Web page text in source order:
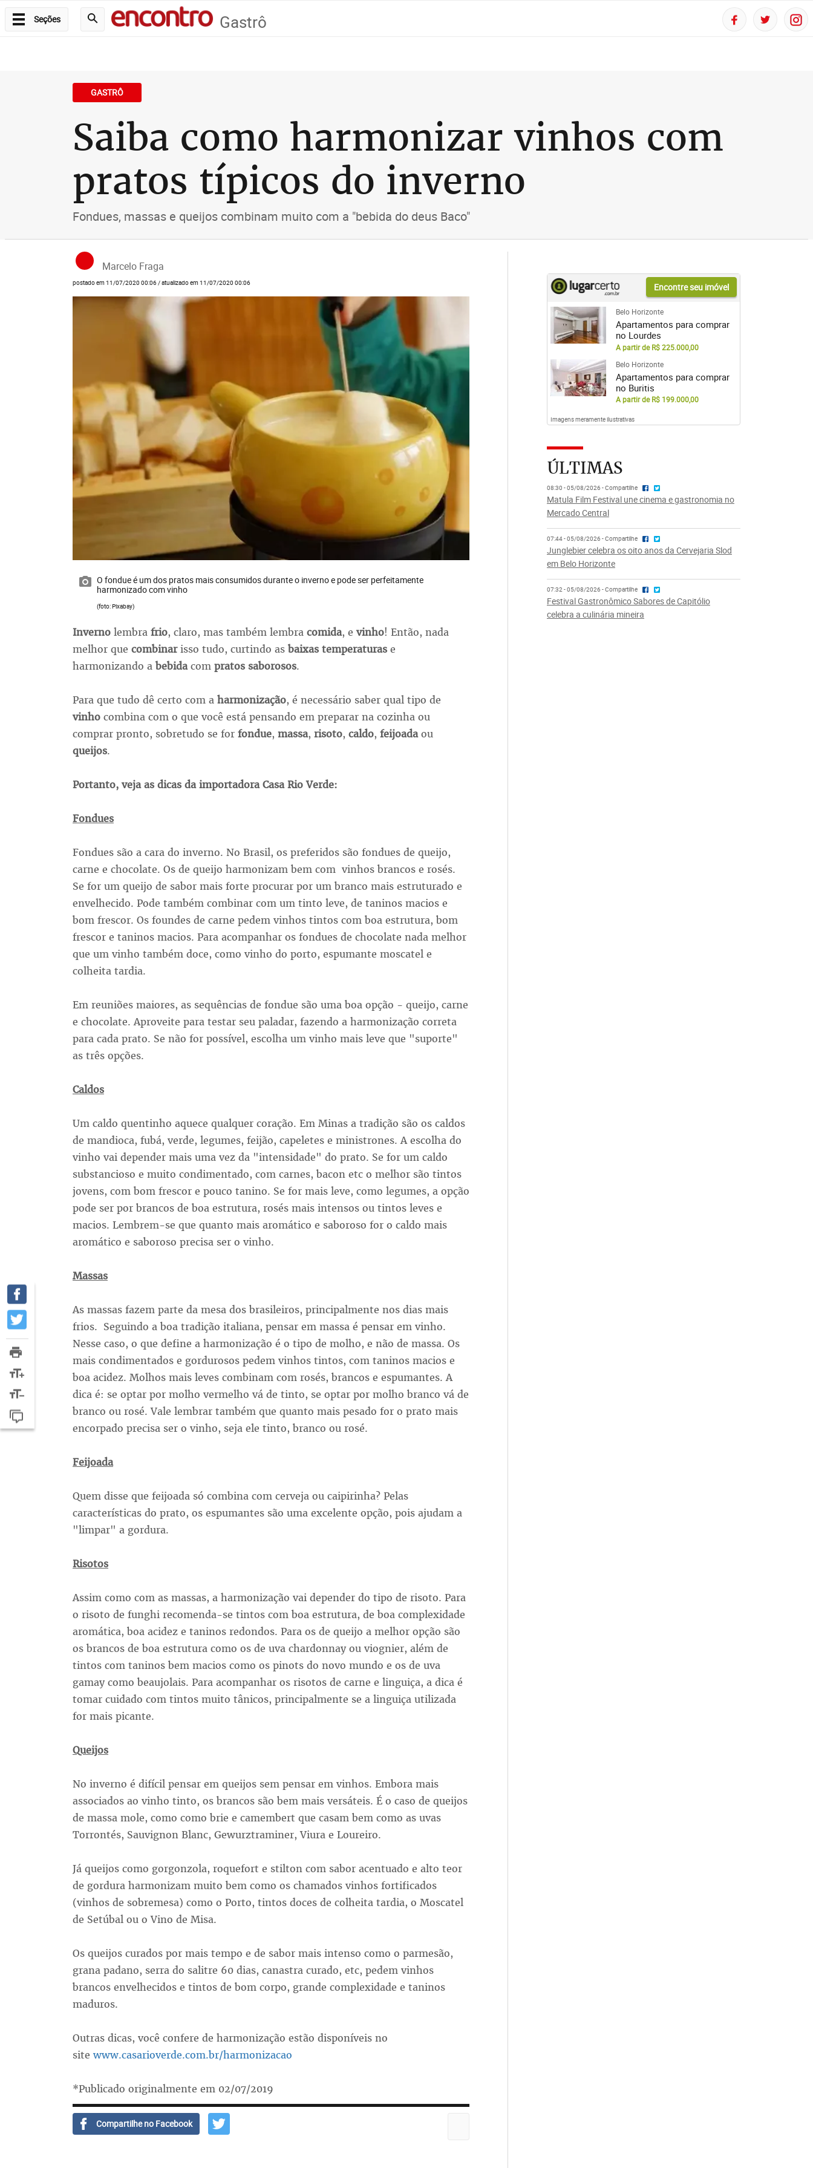
Seções Gastrô
GASTRÔ
Saiba como harmonizar vinhos com
pratos típicos do inverno
Fondues, massas e queijos combinam muito com a "bebida do deus Baco"
Marcelo Fraga
postado em 11/07/2020 00:06 / atualizado em 11/07/2020 00:06
O fondue é um dos pratos mais consumidos durante o inverno e pode ser perfeitamente
harmonizado com vinho
(foto: Pixabay)
Inverno lembra frio, claro, mas também lembra comida, e vinho! Então, nada
melhor que combinarisso tudo, curtindo as baixas temperaturas e
harmonizando a bebidacom pratos saborosos.
Para que tudo dê certo com a harmonização, é necessário saber qual tipo de
vinho combina com o que você está pensando em preparar na cozinha ou
comprar pronto, sobretudo se for fondue, massa, risoto, caldo, feijoadaou
queijos.
Portanto, veja as dicas da importadora Casa Rio Verde:
Fondues
Fondues são a cara do inverno. No Brasil, os preferidos são fondues de queijo,
carne e chocolate. Os de queijo harmonizam bem com vinhos brancos e rosés.
Se for um queijo de sabor mais forte procurar por um branco mais estruturado e
envelhecido. Pode também combinar com um tinto leve, de taninos macios e
bom frescor. Os foundes de carne pedem vinhos tintos com boa estrutura, bom
frescor e taninos macios. Para acompanhar os fondues de chocolate nada melhor
que um vinho também doce, como vinho do porto, espumante moscatel e
colheita tardia.
Em reuniões maiores, as sequências de fondue são uma boa opção - queijo, carne
e chocolate. Aproveite para testar seu paladar, fazendo a harmonização correta
para cada prato. Se não for possível, escolha um vinho mais leve que "suporte"
as três opções.
Caldos
Um caldo quentinho aquece qualquer coração. Em Minas a tradição são os caldos
de mandioca, fubá, verde, legumes, feijão, capeletes e ministrones. A escolha do
vinho vai depender mais uma vez da "intensidade" do prato. Se for um caldo
substancioso e muito condimentado, com carnes, bacon etc o melhor são tintos
jovens, com bom frescor e pouco tanino. Se for mais leve, como legumes, a opção
pode ser por brancos de boa estrutura, rosés mais intensos ou tintos leves e
macios. Lembrem-se que quanto mais aromático e saboroso for o caldo mais
aromático e saboroso precisa ser o vinho.
Massas
As massas fazem parte da mesa dos brasileiros, principalmente nos dias mais
frios. Seguindo a boa tradição italiana, pensar em massa é pensar em vinho.
Nesse caso, o que define a harmonização é o tipo de molho, e não de massa. Os
mais condimentados e gordurosos pedem vinhos tintos, com taninos macios e
boa acidez. Molhos mais leves combinam com rosés, brancos e espumantes. A
dica é: se optar por molho vermelho vá de tinto, se optar por molho branco vá de
branco ou rosé. Vale lembrar também que quanto mais pesado for o prato mais
encorpado precisa ser o vinho, seja ele tinto, branco ou rosé.
Feijoada
Quem disse que feijoada só combina com cerveja ou caipirinha? Pelas
características do prato, os espumantes são uma excelente opção, pois ajudam a
"limpar" a gordura.
Risotos
Assim como com as massas, a harmonização vai depender do tipo de risoto. Para
o risoto de funghi recomenda-se tintos com boa estrutura, de boa complexidade
aromática, boa acidez e taninos redondos. Para os de queijo a melhor opção são
os brancos de boa estrutura como os de uva chardonnay ou viognier, além de
tintos com taninos bem macios como os pinots do novo mundo e os de uva
gamay como beaujolais. Para acompanhar os risotos de carne e linguiça, a dica é
tomar cuidado com tintos muito tânicos, principalmente se a linguiça utilizada
for mais picante.
Queijos
No inverno é difícil pensar em queijos sem pensar em vinhos. Embora mais
associados ao vinho tinto, os brancos são bem mais versáteis. É o caso de queijos
de massa mole, como como brie e camembert que casam bem como as uvas
Torrontés, Sauvignon Blanc, Gewurztraminer, Viura e Loureiro.
Já queijos como gorgonzola, roquefort e stilton com sabor acentuado e alto teor
de gordura harmonizam muito bem como os chamados vinhos fortificados
(vinhos de sobremesa) como o Porto, tintos doces de colheita tardia, o Moscatel
de Setúbal ou o Vino de Misa.
Os queijos curados por mais tempo e de sabor mais intenso como o parmesão,
grana padano, serra do salitre 60 dias, canastra curado, etc, pedem vinhos
brancos envelhecidos e tintos de bom corpo, grande complexidade e taninos
maduros.
Outras dicas, você confere de harmonização estão disponíveis no
site www.casarioverde.com.br/harmonizacao
*Publicado originalmente em 02/07/2019
Compartilhe no Facebook
Encontre seu imóvel
Belo Horizonte
Apartamentos para comprar
no Lourdes
A partir de R$ 225.000,00
Belo Horizonte
Apartamentos para comprar
no Buritis
A partir de R$ 199.000,00
Imagens meramente ilustrativas
ÚLTIMAS
08:30 - 05/08/2026 - Compartilhe
Matula Film Festival une cinema e gastronomia no
Mercado Central
07:44 - 05/08/2026 - Compartilhe
Junglebier celebra os oito anos da Cervejaria Slod
em Belo Horizonte
07:32 - 05/08/2026 - Compartilhe
Festival Gastronômico Sabores de Capitólio
celebra a culinária mineira